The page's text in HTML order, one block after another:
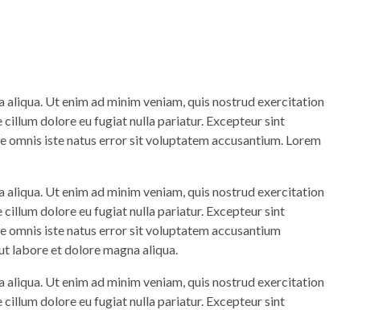
Ut enim ad minim veniam, quis nostrud exercitation
dolore eu fugiat nulla pariatur. Excepteur sint
iste natus error sit voluptatem accusantium. Lorem
Ut enim ad minim veniam, quis nostrud exercitation
dolore eu fugiat nulla pariatur. Excepteur sint
omnis iste natus error sit voluptatem accusantium
labore et dolore magna aliqua.
Ut enim ad minim veniam, quis nostrud exercitation
dolore eu fugiat nulla pariatur. Excepteur sint